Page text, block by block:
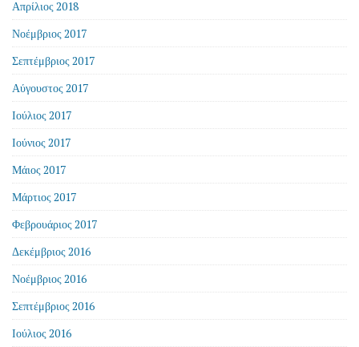
Απρίλιος 2018
Νοέμβριος 2017
Σεπτέμβριος 2017
Αύγουστος 2017
Ιούλιος 2017
Ιούνιος 2017
Μάιος 2017
Μάρτιος 2017
Φεβρουάριος 2017
Δεκέμβριος 2016
Νοέμβριος 2016
Σεπτέμβριος 2016
Ιούλιος 2016